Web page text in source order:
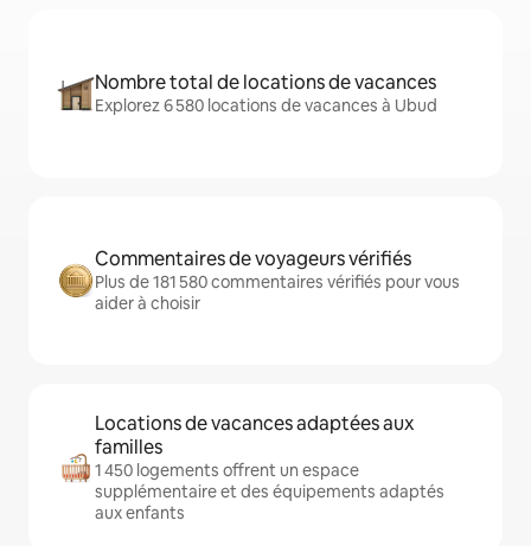
Nombre total de locations de vacances
Explorez 6 580 locations de vacances à Ubud
Commentaires de voyageurs vérifiés
Plus de 181 580 commentaires vérifiés pour vous
aider à choisir
Locations de vacances adaptées aux
familles
1 450 logements offrent un espace
supplémentaire et des équipements adaptés
aux enfants